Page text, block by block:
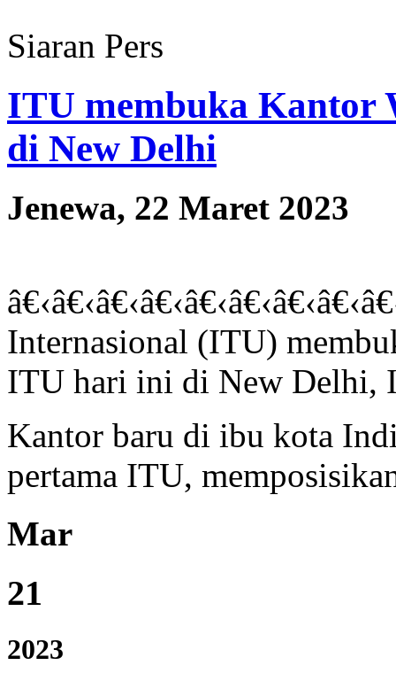
Siaran Pers
ITU membuka Kantor
di New Delhi
Jenewa, 22 Maret 2023
Internasional (ITU)
ITU hari ini di New Delhi,
Kantor baru di ibu kota
pertama ITU,
Mar
21
2023